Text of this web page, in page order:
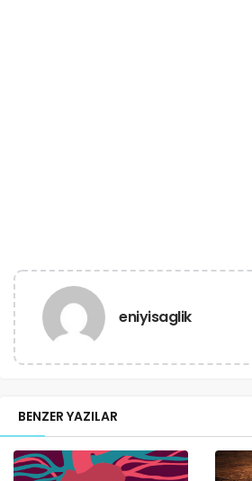
eniyisaglik
BENZER YAZILAR